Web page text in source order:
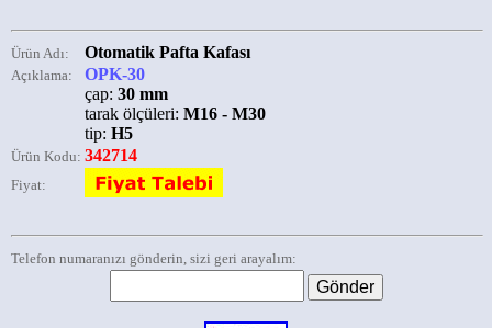
Ürün Adı: Otomatik Pafta Kafası
Açıklama:
OPK-30
çap: 30 mm
tarak ölçüleri: M16 - M30
tip: H5
Ürün Kodu: 342714
Fiyat:
Telefon numaranızı gönderin, sizi geri arayalım: